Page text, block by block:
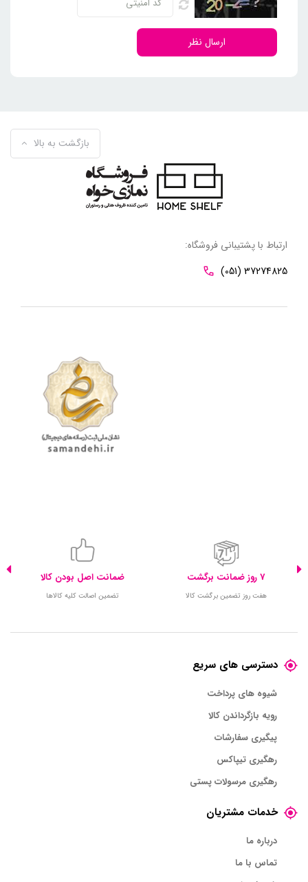
ارسال نظر
بازگشت به بالا
ارتباط با پشتیبانی فروشگاه:
(051) 37274825
7 روز ضمانت برگشت
هفت روز تضمین برگشت کالا
ضمانت اصل بودن کالا
تضمین اصالت کلیه کالاها
دسترسی های سریع
شیوه های پرداخت
رویه بازگرداندن کالا
پیگیری سفارشات
رهگیری تیپاکس
رهگیری مرسولات پستی
خدمات مشتریان
درباره ما
تماس با ما